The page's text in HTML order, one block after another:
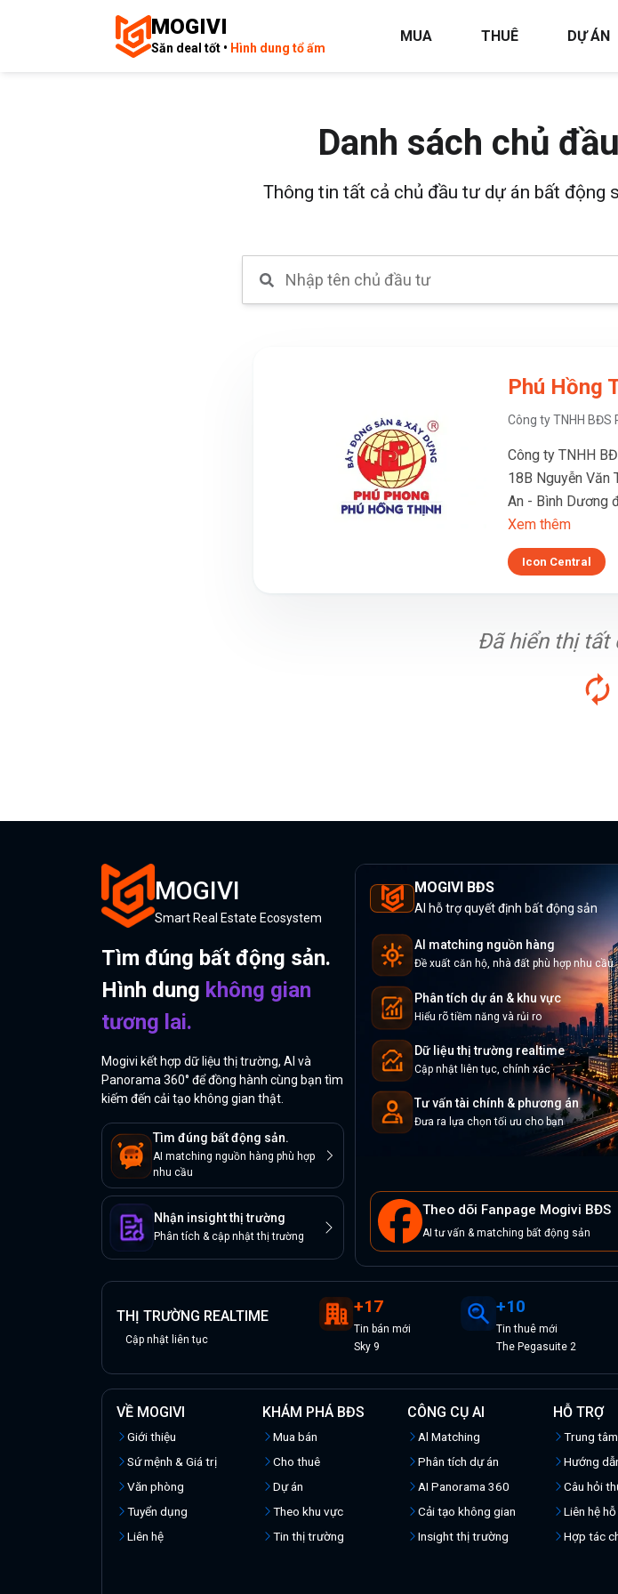
MOGIVI
Săn deal tốt • Hình dung tổ ấm
MUA THUÊ DỰ ÁN
Danh sách chủ
Thông tin tất cả chủ đầu tư dự án bất động
Phú Hồng
Công ty TNHH BĐS
Công ty TNHH
18B Nguyễn Văn
An - Bình Dương
Xem thêm
Icon Central
Đã hiển thị tất
MOGIVI
Smart Real Estate Ecosystem
Tìm đúng bất động sản.
Hình dung không gian
tương lai.
Mogivi kết hợp dữ liệu thị trường, AI và
Panorama 360° để đồng hành cùng bạn tìm
kiếm đến cải tạo không gian thật.
Tìm đúng bất động sản.
AI matching nguồn hàng phù hợp
nhu cầu
Nhận insight thị trường
Phân tích & cập nhật thị trường
MOGIVI BĐS
AI hỗ trợ quyết định bất động sản
AI matching nguồn hàng
Đề xuất căn hộ, nhà đất phù hợp nhu cầu
Phân tích dự án & khu vực
Hiểu rõ tiềm năng và rủi ro
Dữ liệu thị trường realtime
Cập nhật liên tục, chính xác
Tư vấn tài chính & phương án
Đưa ra lựa chọn tối ưu cho bạn
Theo dõi Fanpage Mogivi BĐS
AI tư vấn & matching bất động sản
THỊ TRƯỜNG REALTIME
Cập nhật liên tục
+17
Tin bán mới
Sky 9
+10
Tinthuêmới
The Pegasuite 2
VỀ MOGIVI
Giới thiệu
Sứ mệnh & Giá trị
Văn phòng
Tuyển dụng
Liên hệ
KHÁM PHÁ BĐS
Mua bán
Cho thuê
Dự án
Theo khu vực
Tin thị trường
CÔNG CỤ AI
Al Matching
Phân tích dự án
AI Panorama 360
Cải tạo không gian
Insight thị trường
HỖ TRỢ
Trung
Hướng
Câu hỏi
Liên hệ
Hợp tác